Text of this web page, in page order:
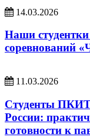
14.03.2026
Наши
соревнований
11.03.2026
Студенты
России:
готовности к